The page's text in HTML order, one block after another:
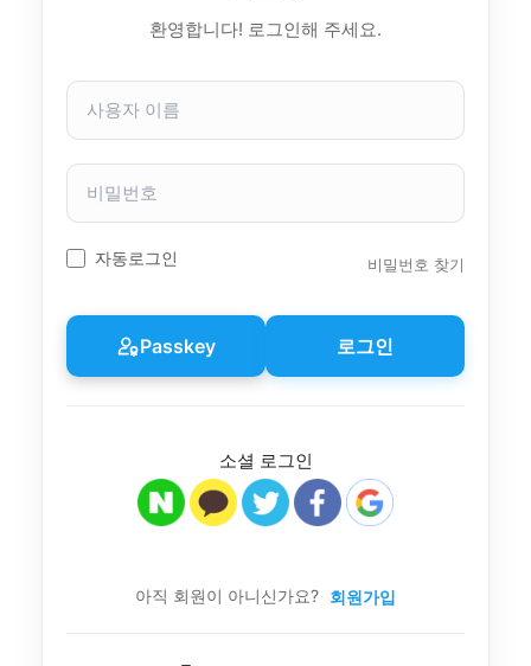
환영합니다! 로그인해 주세요.
사
자
이
비
번
호
자동로그인 비밀번호 찾기
Passkey 로그인
소셜 로그인
아직 회원이 아니신가요? 회원가입